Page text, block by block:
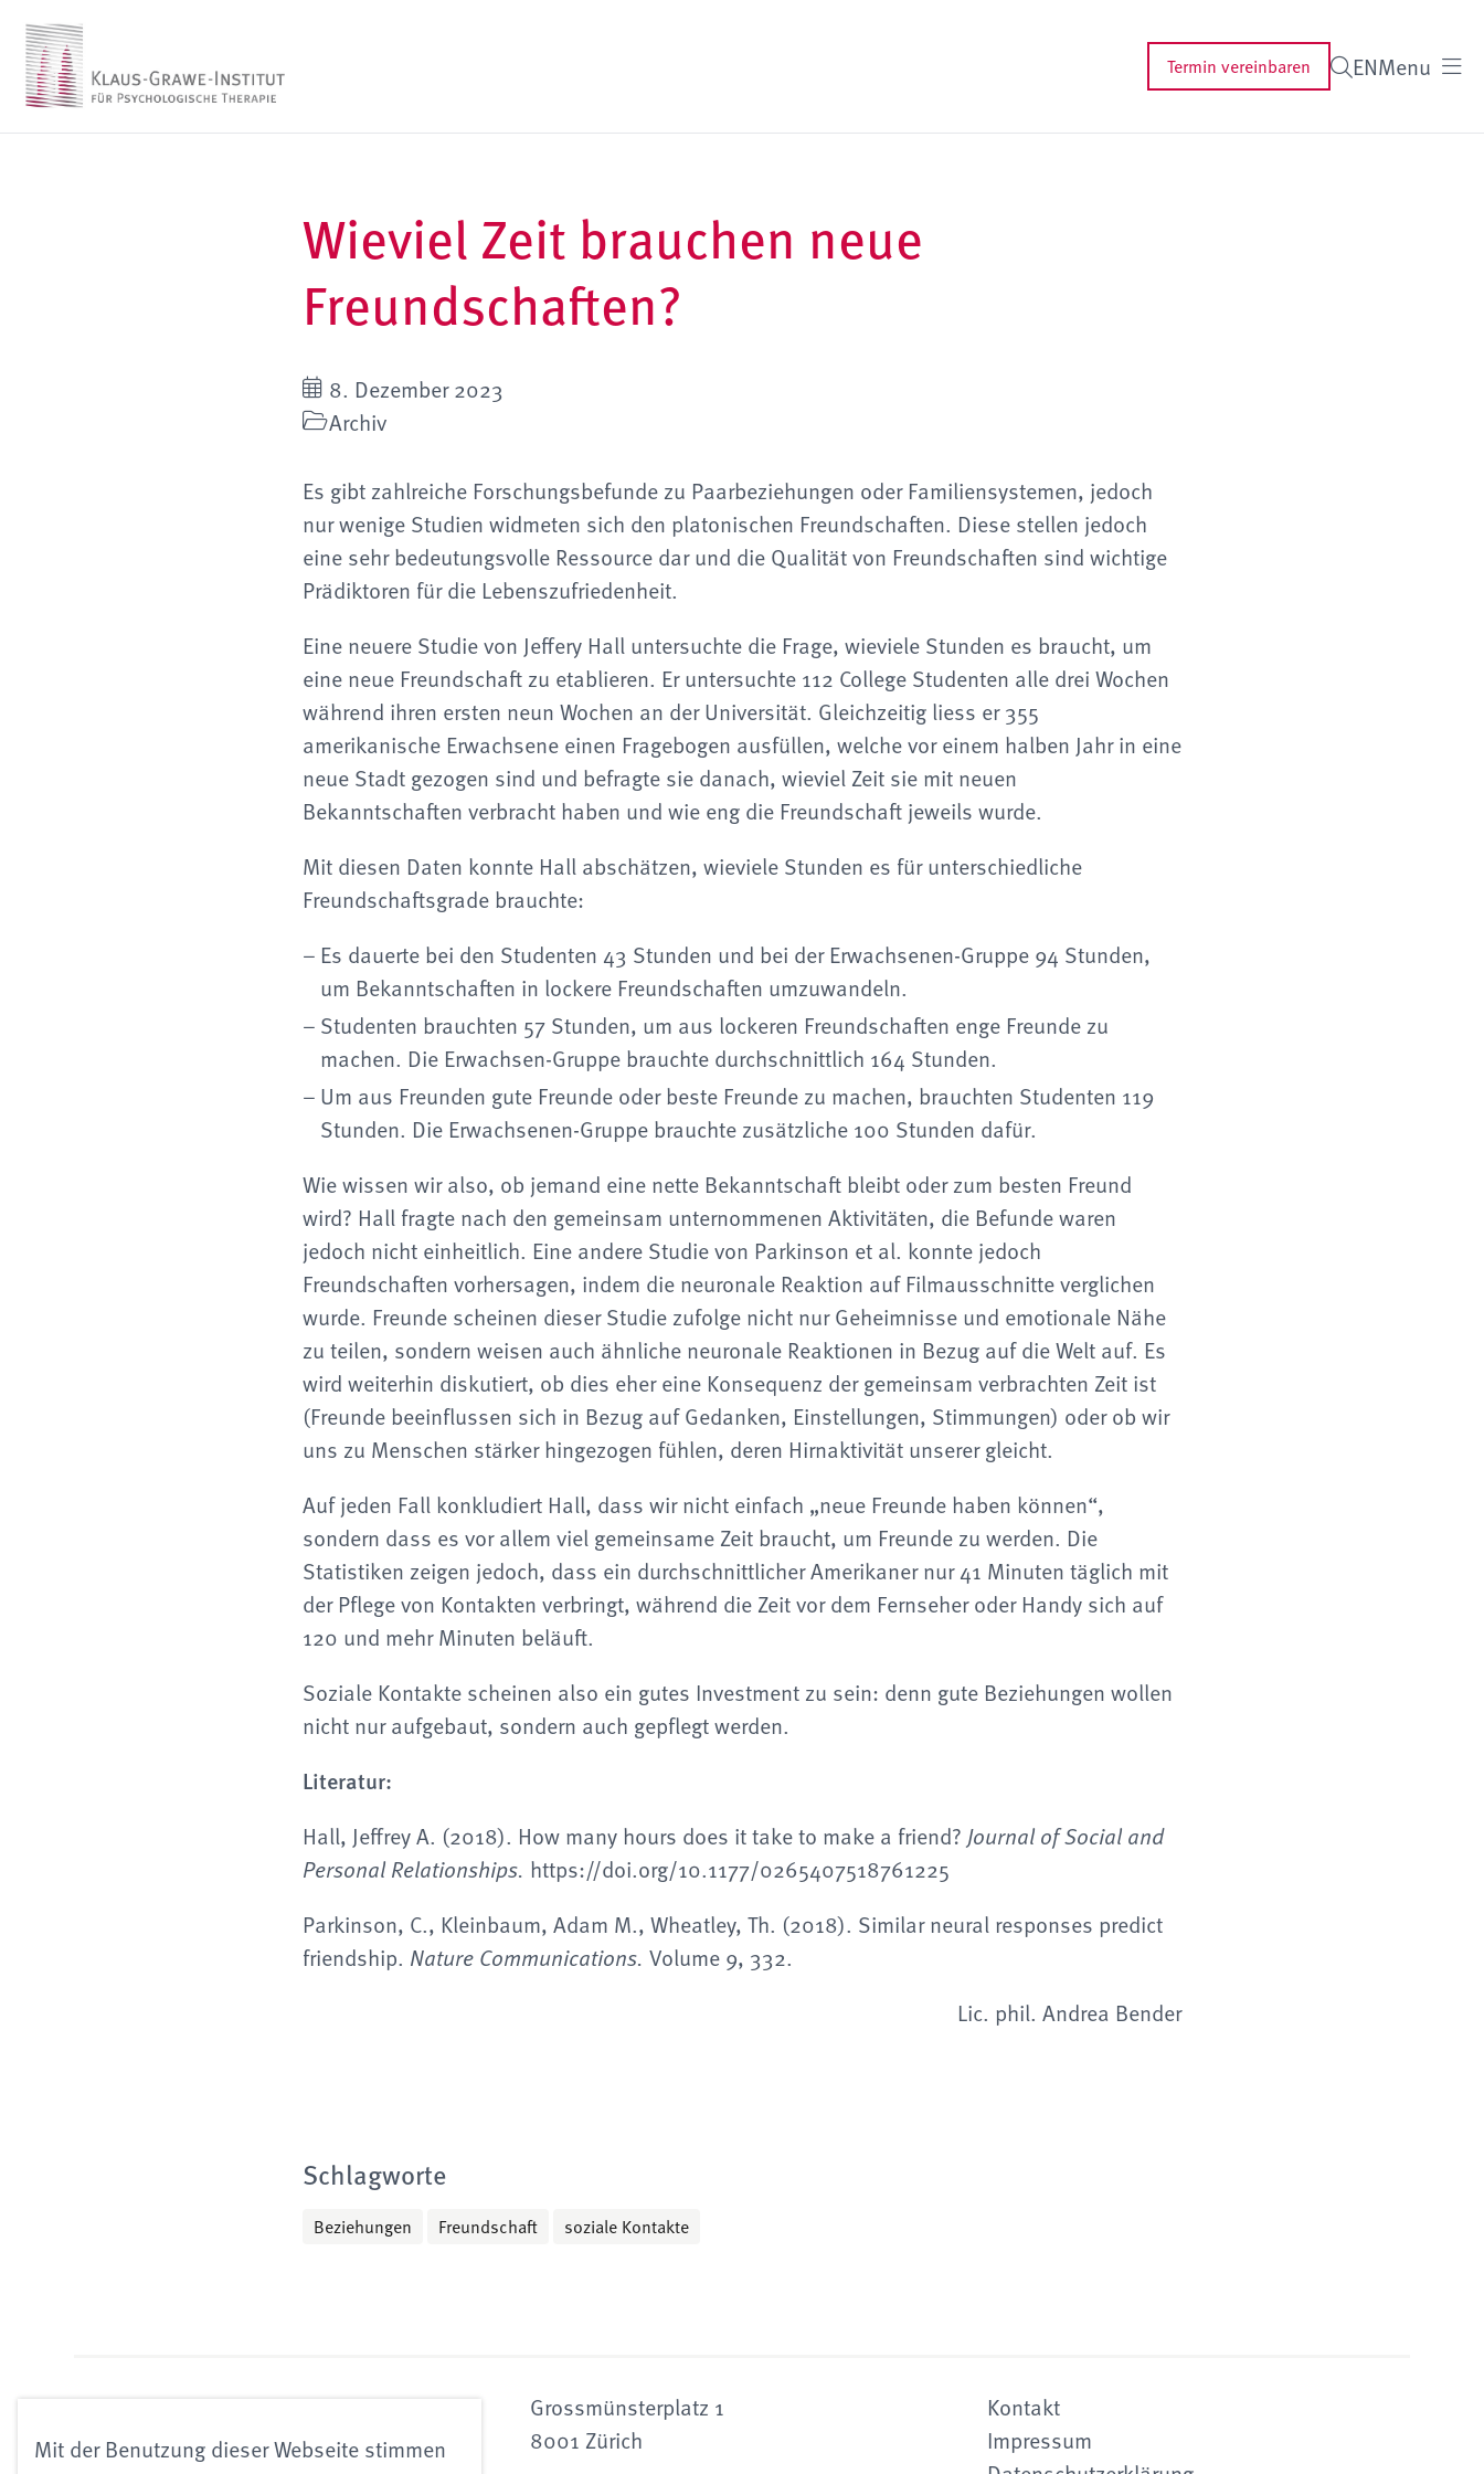
Mit der Benutzung dieser Webseite stimmen
Termin vereinbaren ENMenu
Wieviel Zeit brauchen neue
Freundschaften?
8. Dezember 2023
Archiv
Es gibt zahlreiche Forschungsbefunde zu Paarbeziehungen oder Familiensystemen, jedoch
nur wenige Studien widmeten sich den platonischen Freundschaften. Diese stellen jedoch
eine sehr bedeutungsvolle Ressource dar und die Qualität von Freundschaften sind wichtige
Prädiktoren für die Lebenszufriedenheit.
Eine neuere Studie von Jeffery Hall untersuchte die Frage, wieviele Stunden es braucht, um
eine neue Freundschaft zu etablieren. Er untersuchte 112 College Studenten alle drei Wochen
während ihren ersten neun Wochen an der Universität. Gleichzeitig liess er 355
amerikanische Erwachsene einen Fragebogen ausfüllen, welche vor einem halben Jahr in eine
neue Stadt gezogen sind und befragte sie danach, wieviel Zeit sie mit neuen
Bekanntschaften verbracht haben und wie eng die Freundschaft jeweils wurde.
Mit diesen Daten konnte Hall abschätzen, wieviele Stunden es für unterschiedliche
Freundschaftsgrade brauchte:
Es dauerte bei den Studenten 43 Stunden und bei der Erwachsenen-Gruppe 94 Stunden,
um Bekanntschaften in lockere Freundschaften umzuwandeln.
Studenten brauchten 57 Stunden, um aus lockeren Freundschaften enge Freunde zu
machen. Die Erwachsen-Gruppe brauchte durchschnittlich 164 Stunden.
Um aus Freunden gute Freunde oder beste Freunde zu machen, brauchten Studenten 119
Stunden. Die Erwachsenen-Gruppe brauchte zusätzliche 100 Stunden dafür.
Wie wissen wir also, ob jemand eine nette Bekanntschaft bleibt oder zum besten Freund
wird? Hall fragte nach den gemeinsam unternommenen Aktivitäten, die Befunde waren
jedoch nicht einheitlich. Eine andere Studie von Parkinson et al. konnte jedoch
Freundschaften vorhersagen, indem die neuronale Reaktion auf Filmausschnitte verglichen
wurde. Freunde scheinen dieser Studie zufolge nicht nur Geheimnisse und emotionale Nähe
zu teilen, sondern weisen auch ähnliche neuronale Reaktionen in Bezug auf die Welt auf. Es
wird weiterhin diskutiert, ob dies eher eine Konsequenz der gemeinsam verbrachten Zeit ist
(Freunde beeinflussen sich in Bezug auf Gedanken, Einstellungen, Stimmungen) oder ob wir
uns zu Menschen stärker hingezogen fühlen, deren Hirnaktivität unserer gleicht.
Auf jeden Fall konkludiert Hall, dass wir nicht einfach „neue Freunde haben können“,
sondern dass es vor allem viel gemeinsame Zeit braucht, um Freunde zu werden. Die
Statistiken zeigen jedoch, dass ein durchschnittlicher Amerikaner nur 41 Minuten täglich mit
der Pflege von Kontakten verbringt, während die Zeit vor dem Fernseher oder Handy sich auf
120 und mehr Minuten beläuft.
Soziale Kontakte scheinen also ein gutes Investment zu sein: denn gute Beziehungen wollen
nicht nur aufgebaut, sondern auch gepflegt werden.
Literatur:
Hall, Jeffrey A. (2018). How many hours does it take to make a friend? Journal of Social and
Personal Relationships. https://doi.org/10.1177/0265407518761225
Parkinson, C., Kleinbaum, Adam M., Wheatley, Th. (2018). Similar neural responses predict
friendship. Nature Communications. Volume 9, 332.
Lic. phil. Andrea Bender
Schlagworte
Beziehungen Freundschaft soziale Kontakte
für Psychologische Therapie
Grossmünsterplatz 1
8001 Zürich
Kontakt
Impressum